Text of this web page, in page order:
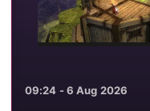
09:24 - 6 Aug 2026